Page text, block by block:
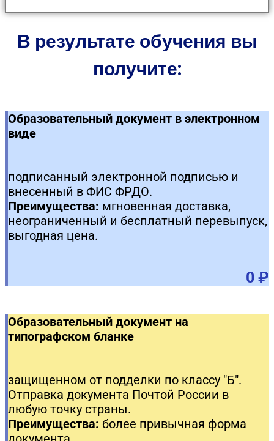
В результате обучения вы
получите:
Образовательный документ в электронном
виде
подписанный электронной подписью и
внесенный в ФИС ФРДО.
Преимущества: мгновенная доставка,
неограниченный и бесплатный перевыпуск,
выгодная цена.
0 ₽
Образовательный документ на
типографском бланке
защищенном от подделки по классу "Б".
Отправка документа Почтой России в
любую точку страны.
Преимущества: более привычная форма